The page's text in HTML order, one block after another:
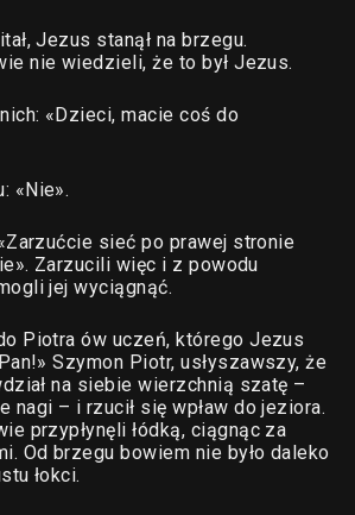
Jezus stanął na brzegu.
nie wiedzieli, że to był Jezus.
«Dzieci, macie coś do
«Nie».
sieć po prawej stronie
Zarzucili więc i z powodu
jej wyciągnąć.
Piotra ów uczeń, którego Jezus
Szymon Piotr, usłyszawszy, że
na siebie wierzchnią szatę –
nagi – i rzucił się wpław do jeziora.
przypłynęli łódką, ciągnąc za
Od brzegu bowiem nie było daleko
łokci.